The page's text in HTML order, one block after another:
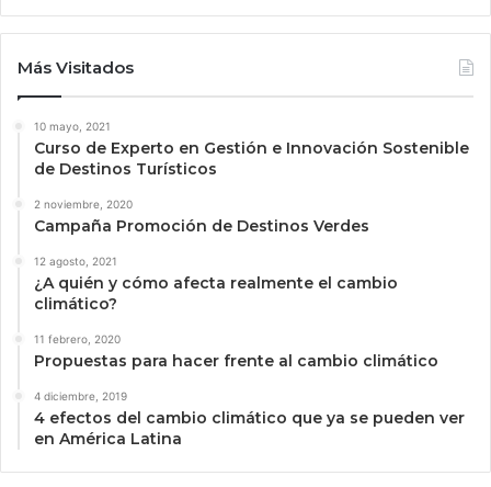
Más Visitados
10 mayo, 2021
Curso de Experto en Gestión e Innovación Sostenible
de Destinos Turísticos
2 noviembre, 2020
Campaña Promoción de Destinos Verdes
12 agosto, 2021
¿A quién y cómo afecta realmente el cambio
climático?
11 febrero, 2020
Propuestas para hacer frente al cambio climático
4 diciembre, 2019
4 efectos del cambio climático que ya se pueden ver
en América Latina